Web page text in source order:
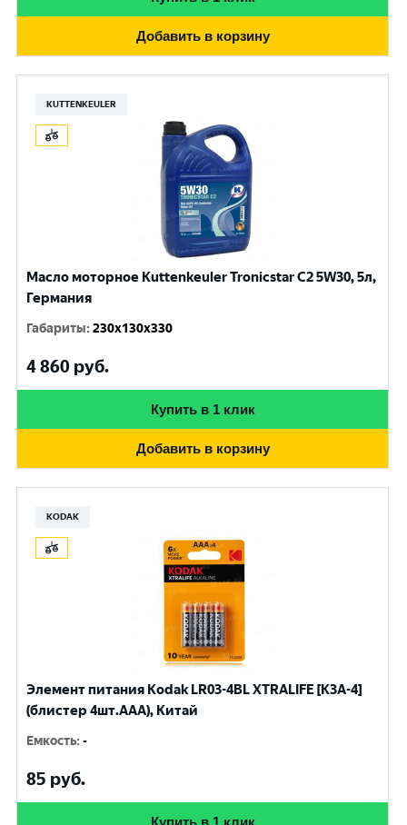
Добавить в корзину
KUTTENKEULER
Масло моторное Kuttenkeuler Tronicstar C2 5W30, 5л,
Германия
Габариты:230x130x330
4 860 руб.
Купить в 1 клик
Добавить в корзину
KODAK
Элемент питания Kodak LR03-4BL XTRALIFE [K3A-4]
(блистер 4шт.AАА), Китай
Емкость:-
85 руб.
Купить в 1 клик